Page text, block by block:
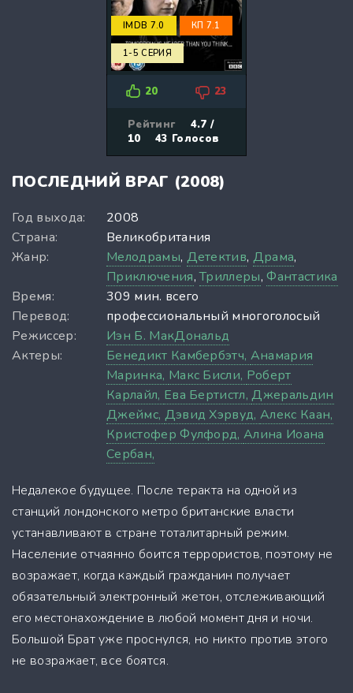
IMDB 7.0 КП 7.1
1-5 СЕРИЯ
20 23
Рейтинг
4.7 /
10
43 Голосов
ПОСЛЕДНИЙ ВРАГ (2008)
Год выхода:
2008
Страна:
Великобритания
Жанр:
Мелодрамы, Детектив, Драма,
Приключения,Триллеры,Фантастика
Время:
309 мин. всего
Перевод:
профессиональный многоголосый
Режиссер:
Иэн Б. МакДональд
Актеры:
Бенедикт Камбербэтч, Анамария
Маринка, Макс Бисли, Роберт
Карлайл, Ева Бертистл,Джеральдин
Джеймс, Дэвид Хэрвуд,Алекс Каан,
Кристофер Фулфорд,Алина Иоана
Сербан,
Недалекое будущее. После теракта на одной из
станций лондонского метро британские власти
устанавливают в стране тоталитарный режим.
Население отчаянно боится террористов, поэтому не
возражает, когда каждый гражданин получает
обязательный электронный жетон, отслеживающий
его местонахождение в любой момент дня и ночи.
Большой Брат уже проснулся, но никто против этого
не возражает, все боятся.